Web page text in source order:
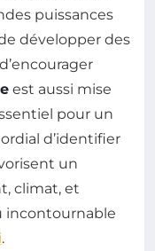
puissances
développer des
est aussi mise
pour un
d’identifier
un
climat, et
incontournable
.